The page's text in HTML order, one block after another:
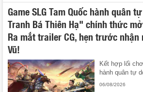
Game SLG Tam Quốc hành quân
Tranh Bá Thiên Hạ" chính thức
Ra mắt trailer CG, hẹn trước nhận
Vũ!
Kết hợp lối
hành quân tự
06/08/2026